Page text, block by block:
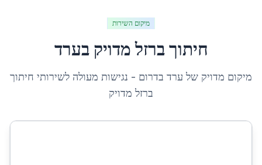
מיקום השירות
חיתוך ברזל מדויק בערד
מיקום מדויק של ערד בדרום - נגישות מעולה לשירותי חיתוך
ברזל מדויק